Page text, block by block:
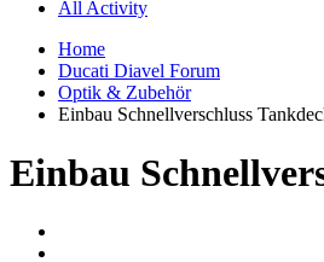
All Activity
Home
Ducati Diavel Forum
Optik & Zubehör
Einbau Schnellverschluss
Einbau